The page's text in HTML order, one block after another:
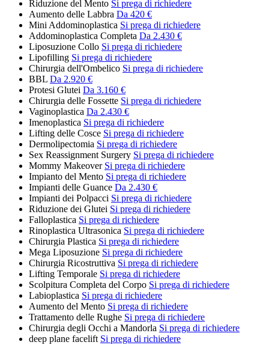
Riduzione del Mento Si prega di richiedere
Aumento delle Labbra Da 420 €
Mini Addominoplastica Si prega di richiedere
Addominoplastica Completa Da 2.430 €
Liposuzione Collo Si prega di richiedere
Lipofilling Si prega di richiedere
Chirurgia dell'Ombelico Si prega di richiedere
BBL Da 2.920 €
Protesi Glutei Da 3.160 €
Chirurgia delle Fossette Si prega di richiedere
Vaginoplastica Da 2.430 €
Imenoplastica Si prega di richiedere
Lifting delle Cosce Si prega di richiedere
Dermolipectomia Si prega di richiedere
Sex Reassignment Surgery Si prega di richiedere
Mommy Makeover Si prega di richiedere
Impianto del Mento Si prega di richiedere
Impianti delle Guance Da 2.430 €
Impianti dei Polpacci Si prega di richiedere
Riduzione dei Glutei Si prega di richiedere
Falloplastica Si prega di richiedere
Rinoplastica Ultrasonica Si prega di richiedere
Chirurgia Plastica Si prega di richiedere
Mega Liposuzione Si prega di richiedere
Chirurgia Ricostruttiva Si prega di richiedere
Lifting Temporale Si prega di richiedere
Scolpitura Completa del Corpo Si prega di richiedere
Labioplastica Si prega di richiedere
Aumento del Mento Si prega di richiedere
Trattamento delle Rughe Si prega di richiedere
Chirurgia degli Occhi a Mandorla Si prega di richiedere
deep plane facelift Si prega di richiedere